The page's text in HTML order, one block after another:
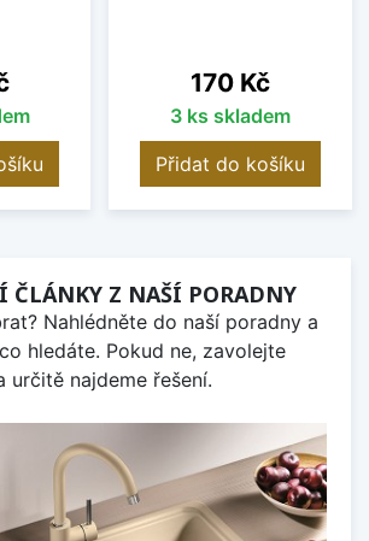
Cena
170 Kč
3 ks skladem
Přidat do košíku
ČLÁNKY Z NAŠÍ PORADNY
Nahlédněte do naší poradny a
hledáte. Pokud ne, zavolejte
určitě najdeme řešení.